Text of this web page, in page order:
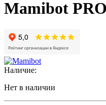
Mamibot
Наличие:
Нет в наличии